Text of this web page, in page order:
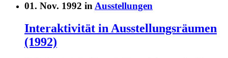
01. Nov. 1992 in Ausstellungen
Interaktivität in Ausstellungsräumen
(1992)